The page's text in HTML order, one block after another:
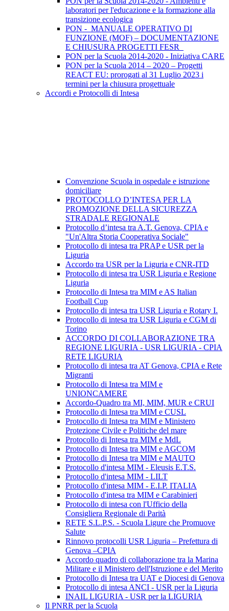
laboratori per l'educazione e la formazione alla
transizione ecologica
PON - MANUALE OPERATIVO DI
FUNZIONE (MOF) – DOCUMENTAZIONE
E CHIUSURA PROGETTI FESR
PON per la Scuola 2014-2020 - Iniziativa CARE
PON per la Scuola 2014 – 2020 – Progetti
REACT EU: prorogati al 31 Luglio 2023 i
termini per la chiusura progettuale
Accordi e Protocolli di Intesa
Convenzione Scuola in ospedale e istruzione
domiciliare
PROTOCOLLO D’INTESA PER LA
PROMOZIONE DELLA SICUREZZA
STRADALE REGIONALE
Protocollo d’intesa tra A.T. Genova, CPIA e
"Un'Altra Storia Cooperativa Sociale"
Protocollo di intesa tra PRAP e USR per la
Liguria
Accordo tra USR per la Liguria e CNR-ITD
Protocollo di intesa tra USR Liguria e Regione
Liguria
Protocollo di Intesa tra MIM e AS Italian
Football Cup
Protocollo di intesa tra USR Liguria e Rotary I.
Protocollo di intesa tra USR Liguria e CGM di
Torino
ACCORDO DI COLLABORAZIONE TRA
REGIONE LIGURIA - USR LIGURIA - CPIA
RETE LIGURIA
Protocollo di intesa tra AT Genova, CPIA e Rete
Migranti
Protocollo di Intesa tra MIM e
UNIONCAMERE
Accordo-Quadro tra MI, MIM, MUR e CRUI
Protocollo di Intesa tra MIM e CUSL
Protocollo di Intesa tra MIM e Ministero
Protezione Civile e Politiche del mare
Protocollo di Intesa tra MIM e MdL
Protocollo di Intesa tra MIM e AGCOM
Protocollo di Intesa tra MIM e MAUTO
Protocollo d'intesa MIM - Eleusis E.T.S.
Protocollo d'intesa MIM - LILT
Protocollo d'intesa MIM - E.I.P. ITALIA
Protocollo d'intesa tra MIM e Carabinieri
Protocollo di intesa con l'Ufficio della
Consigliera Regionale di Parità
RETE S.L.P.S. - Scuola Ligure che Promuove
Salute
Rinnovo protocolli USR Liguria – Prefettura di
Genova –CPIA
Accordo quadro di collaborazione tra la Marina
Militare e il Ministero dell'Istruzione e del Merito
Protocollo di Intesa tra UAT e Diocesi di Genova
Protocollo di intesa ANCI - USR per la Liguria
INAIL LIGURIA - USR per la LIGURIA
Il PNRR per la Scuola